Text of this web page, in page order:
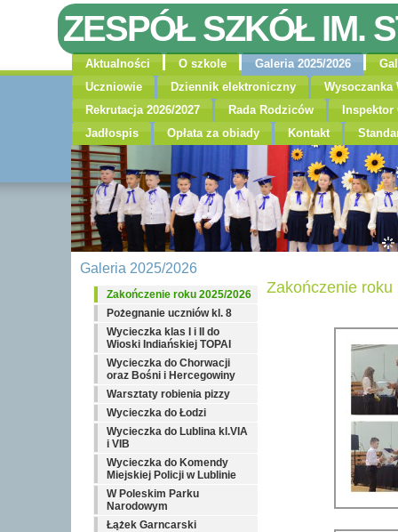
ZESPÓŁ SZKÓŁ IM.
Aktualności O szkole Galeria 2025/2026
Uczniowie
Dziennik elektroniczny
Wysoczanka
Rekrutacja 2026/2027
Rada Rodziców
Jadłospis
Opłata za obiady Kontakt
Zakończenie roku
Galeria 2025/2026
Zakończenie roku 2025/2026
Pożegnanie uczniów kl. 8
Wycieczka klas I i II do
Wioski Indiańskiej TOPAI
Wycieczka do Chorwacji
oraz Bośni i Hercegowiny
Warsztaty robienia pizzy
Wycieczka do Łodzi
Wycieczka do Lublina kl.VIA
i VIB
Wycieczka do Komendy
Miejskiej Policji w Lublinie
W Poleskim Parku
Narodowym
Łążek Garncarski